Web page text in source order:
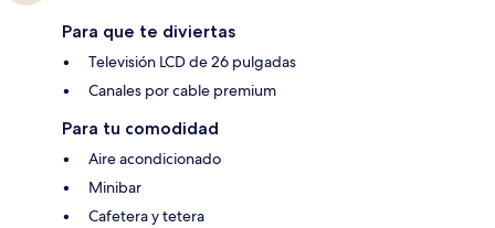
Para que te diviertas
Televisión LCD de 26 pulgadas
Canales por cable premium
Para tu comodidad
Aire acondicionado
Minibar
Cafetera y tetera